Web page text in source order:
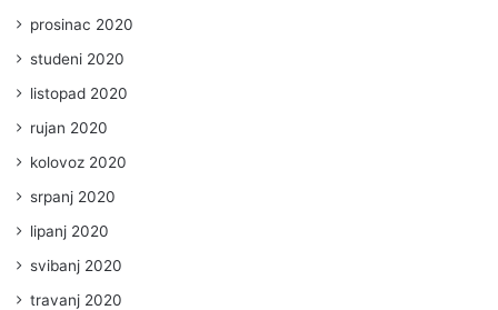
prosinac 2020
studeni 2020
listopad 2020
rujan 2020
kolovoz 2020
srpanj 2020
lipanj 2020
svibanj 2020
travanj 2020